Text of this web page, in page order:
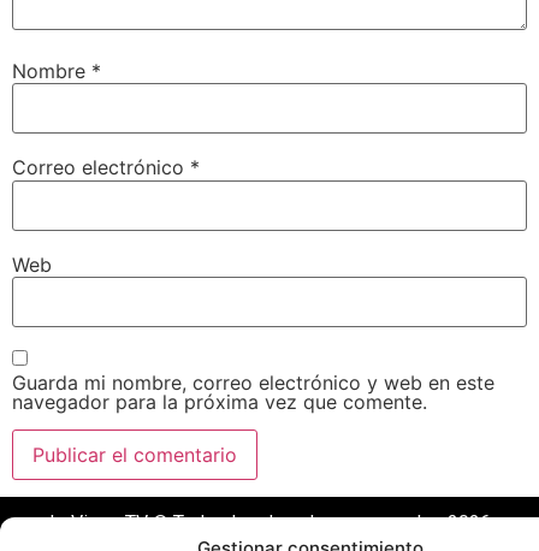
Nombre *
Correo electrónico *
Web
Guarda mi nombre, correo electrónico y web en este
navegador para la próxima vez que comente.
LeVirageTV © Todos los derechos reservados 2026